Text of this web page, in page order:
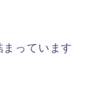
っています